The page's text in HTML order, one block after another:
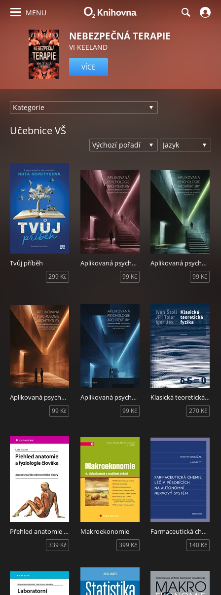
MENU
NEBEZPEČNÁ TERAPIE
VI KEELAND
VÍCE
Učebnice VŠ
Tvůj příběh
299 Kč
Aplikovaná psychologie architektury - Kniha I.
99 Kč
Aplikovaná psychologie architektury - Kniha II.
99 Kč
Aplikovaná psychologie architektury - Kniha III.
99 Kč
Aplikovaná psychologie architektury - Kniha IV.
99 Kč
Klasická teoretická fyzika
270 Kč
Přehled anatomie a fyziologie člověka
339 Kč
Makroekonomie
399 Kč
Farmaceutická chemie léčiv působících na autonomní nervový systém
140 Kč